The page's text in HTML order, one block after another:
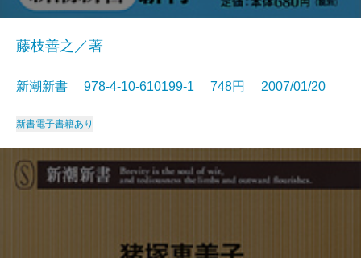
藤枝善之／著
新潮新書 978-4-10-610199-1 748円 2007/01/20
新書電子書籍あり